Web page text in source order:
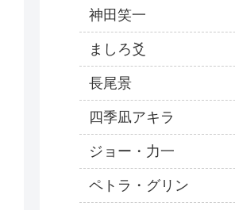
神田笑一
ましろ爻
長尾景
四季凪アキラ
ジョー・力一
ペトラ・グリン